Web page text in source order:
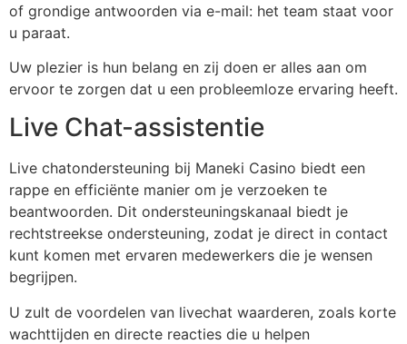
of grondige antwoorden via e-mail: het team staat voor
u paraat.
Uw plezier is hun belang en zij doen er alles aan om
ervoor te zorgen dat u een probleemloze ervaring heeft.
Live Chat-assistentie
Live chatondersteuning bij Maneki Casino biedt een
rappe en efficiënte manier om je verzoeken te
beantwoorden. Dit ondersteuningskanaal biedt je
rechtstreekse ondersteuning, zodat je direct in contact
kunt komen met ervaren medewerkers die je wensen
begrijpen.
U zult de voordelen van livechat waarderen, zoals korte
wachttijden en directe reacties die u helpen